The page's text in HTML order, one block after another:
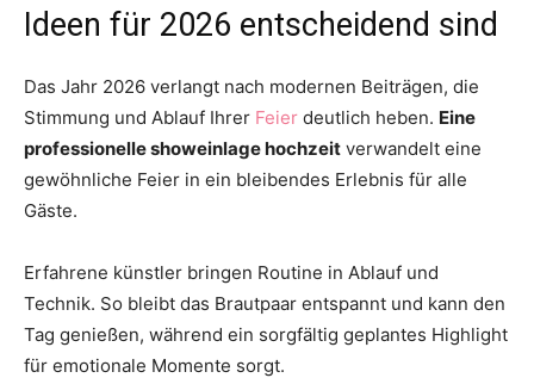
Ideen für 2026 entscheidend sind
Das Jahr 2026 verlangt nach modernen Beiträgen, die
Stimmung und Ablauf Ihrer Feier deutlich heben. Eine
professionelle showeinlage hochzeit verwandelt eine
gewöhnliche Feier in ein bleibendes Erlebnis für alle
Gäste.
Erfahrene künstler bringen Routine in Ablauf und
Technik. So bleibt das Brautpaar entspannt und kann den
Tag genießen, während ein sorgfältig geplantes Highlight
für emotionale Momente sorgt.